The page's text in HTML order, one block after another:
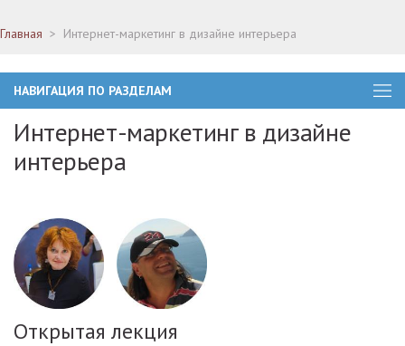
Главная Интернет-маркетинг в дизайне интерьера
НАВИГАЦИЯ ПО РАЗДЕЛАМ
Интернет-маркетинг в дизайне
интерьера
Открытая лекция